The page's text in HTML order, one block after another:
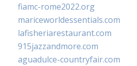
fiamc-rome2022.org
mariceworldessentials.com
lafisheriarestaurant.com
915jazzandmore.com
aguadulce-countryfair.com